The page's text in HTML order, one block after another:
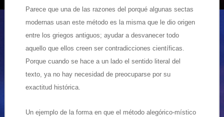
Parece que una de las razones del porqué algunas sectas
modernas usan este método es la misma que le dio origen
entre los griegos antiguos; ayudar a desvanecer todo
aquello que ellos creen ser contradicciones científicas.
Porque cuando se hace a un lado el sentido literal del
texto, ya no hay necesidad de preocuparse por su
exactitud histórica.
Un ejemplo de la forma en que el método alegórico-místico